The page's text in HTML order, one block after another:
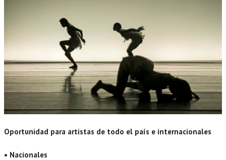
Oportunidad para artistas de todo el país e internacionales
• Nacionales